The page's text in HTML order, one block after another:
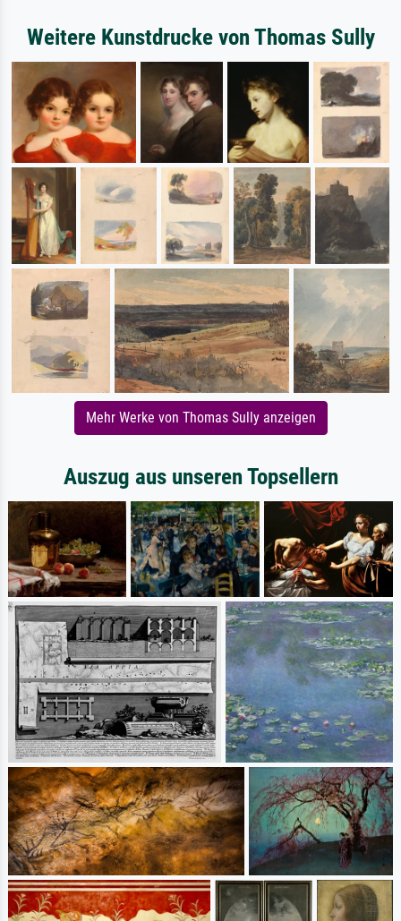
Weitere Kunstdrucke von Thomas Sully
Mehr Werke von Thomas Sully anzeigen
Auszug aus unseren Topsellern